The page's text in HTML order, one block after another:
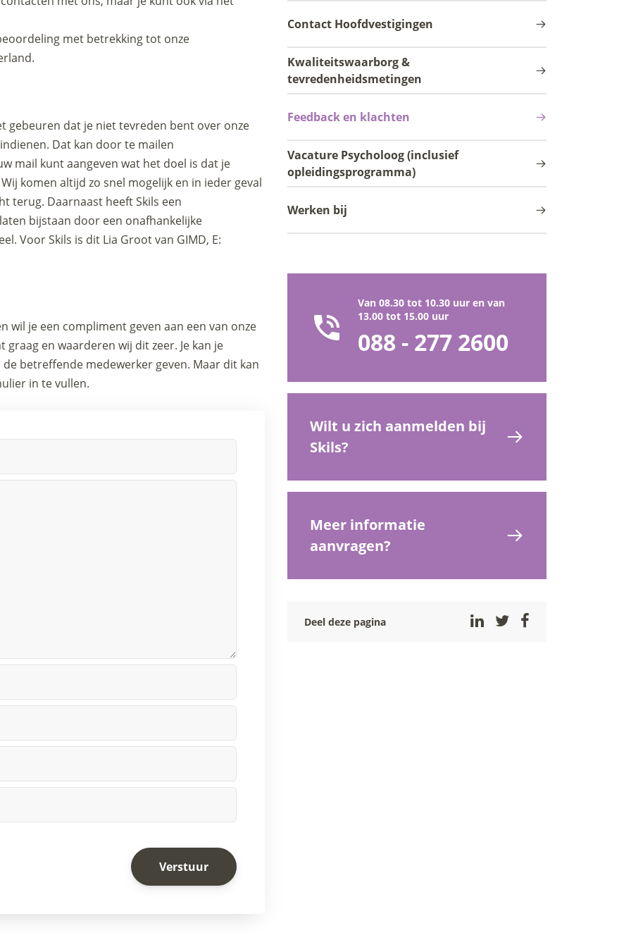
Contact Hoofdvestigingen
Kwaliteitswaarborg &
tevredenheidsmetingen
Feedback en klachten
Vacature Psycholoog (inclusief
opleidingsprogramma)
Werken bij
Van 08.30 tot 10.30 uur en van
13.00 tot 15.00 uur
088 - 277 2600
Wilt u zich aanmelden bij
Skils?
Meer informatie
aanvragen?
Deel deze pagina
met betrekking tot onze
gebeuren dat je niet tevreden bent over onze
Dat kan door te mailen
mail kunt aangeven wat het doel is dat je
komen altijd zo snel mogelijk en in ieder geval
terug. ​Daarnaast heeft Skils een
bijstaan door een onafhankelijke
Voor Skils is dit Lia Grootvan GIMD, E:
wil je een compliment geven aan een van onze
en waarderen wij dit zeer. Je kan je
betreffende medewerker geven. Maar dit kan
in te vullen.